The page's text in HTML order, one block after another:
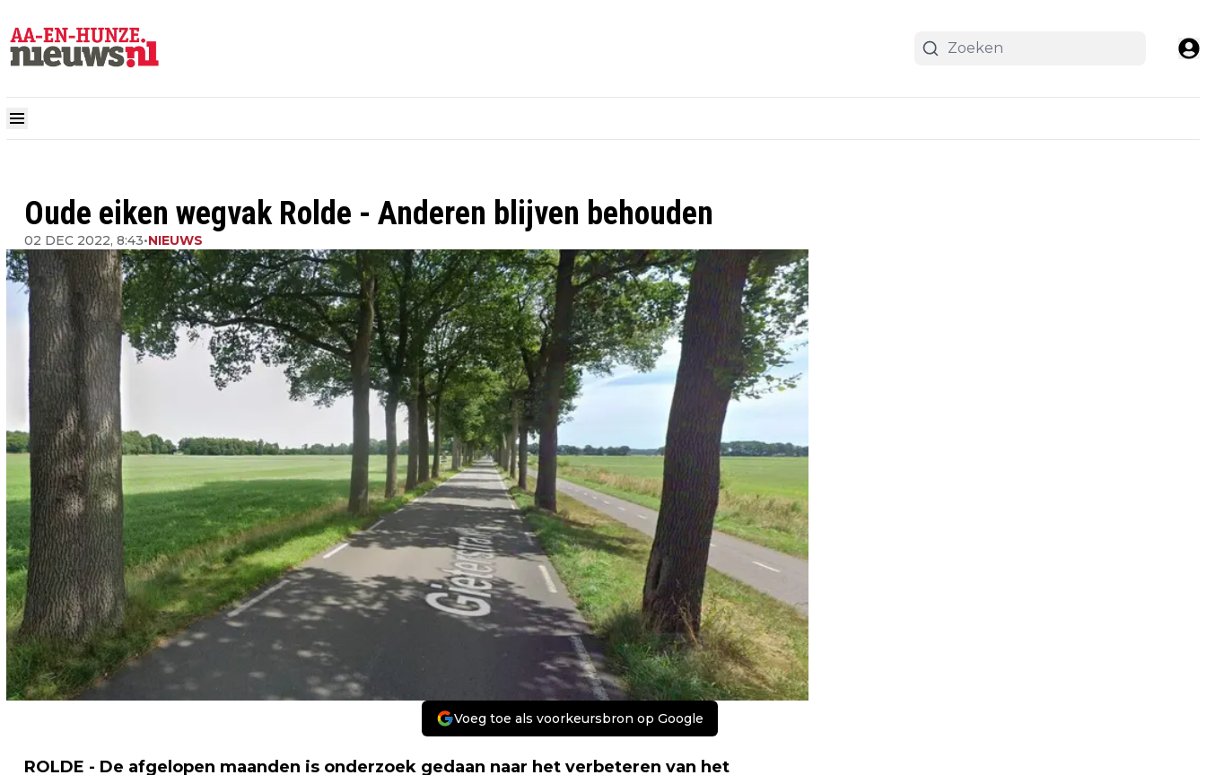
Oude eiken wegvak Rolde - Anderen blijven behouden
02 DEC 2022, 8:43•NIEUWS
Voeg toe als voorkeursbron op Google
ROLDE - De afgelopen maanden is onderzoek gedaan naar het verbeteren van het